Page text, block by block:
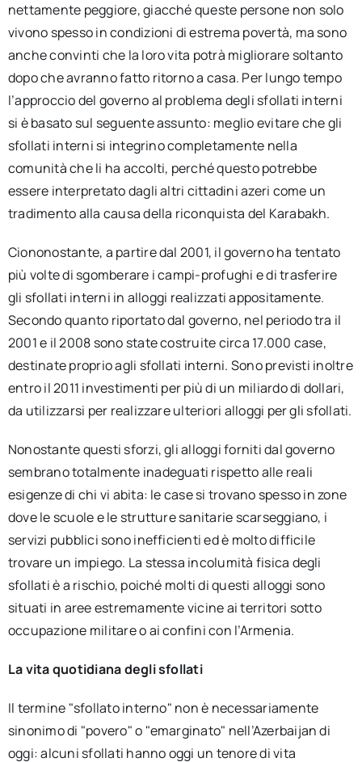
nettamente peggiore, giacché queste persone non solo
vivono spesso in condizioni di estrema povertà, ma sono
anche convinti che la loro vita potrà migliorare soltanto
dopo che avranno fatto ritorno a casa. Per lungo tempo
l’approccio del governo al problema degli sfollati interni
si è basato sul seguente assunto: meglio evitare che gli
sfollati interni si integrino completamente nella
comunità che li ha accolti, perché questo potrebbe
essere interpretato dagli altri cittadini azeri come un
tradimento alla causa della riconquista del Karabakh.
Ciononostante, a partire dal 2001, il governo ha tentato
più volte di sgomberare i campi-profughi e di trasferire
gli sfollati interni in alloggi realizzati appositamente.
Secondo quanto riportato dal governo, nel periodo tra il
2001 e il 2008 sono state costruite circa 17.000 case,
destinate proprio agli sfollati interni. Sono previsti inoltre
entro il 2011 investimenti per più di un miliardo di dollari,
da utilizzarsi per realizzare ulteriori alloggi per gli sfollati.
Nonostante questi sforzi, gli alloggi forniti dal governo
sembrano totalmente inadeguati rispetto alle reali
esigenze di chi vi abita: le case si trovano spesso in zone
dove le scuole e le strutture sanitarie scarseggiano, i
servizi pubblici sono inefficienti ed è molto difficile
trovare un impiego. La stessa incolumità fisica degli
sfollati è a rischio, poiché molti di questi alloggi sono
situati in aree estremamente vicine ai territori sotto
occupazione militare o ai confini con l’Armenia.
La vita quotidiana degli sfollati
Il termine "sfollato interno" non è necessariamente
sinonimo di "povero" o "emarginato" nell’Azerbaijan di
oggi: alcuni sfollati hanno oggi un tenore di vita